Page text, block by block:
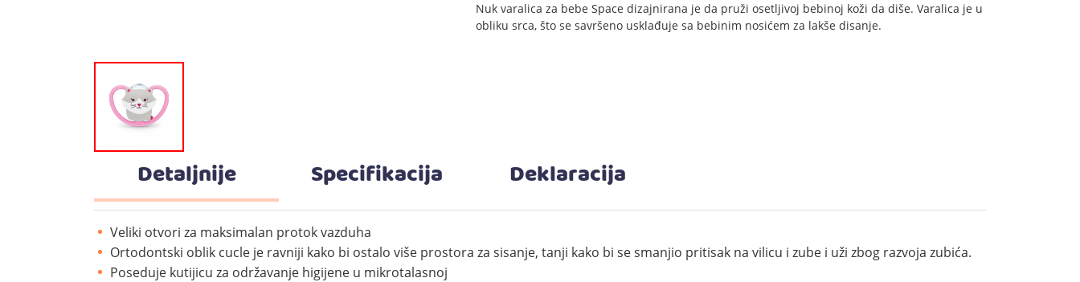
Nuk varalica za bebe Space dizajnirana je da pruži osetljivoj bebinoj koži da diše. Varalica je u
obliku srca, što se savršeno usklađuje sa bebinim nosićem za lakše disanje.
Detaljnije Specifikacija Deklaracija
Veliki otvori za maksimalan protok vazduha
Ortodontski oblik cucle je ravniji kako bi ostalo više prostora za sisanje, tanji kako bi se smanjio pritisak na vilicu i zube i uži zbog razvoja zubića.
Poseduje kutijicu za održavanje higijene u mikrotalasnoj